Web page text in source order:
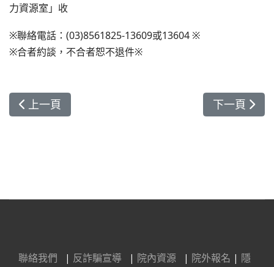
力資源室」收
※聯絡電話：(03)8561825-13609或13604 ※
※合者約談，不合者恕不退件※
上一篇文章: 藥學部-中藥局藥師
上一頁 下一篇文章
下一頁
聯絡我們 | 反詐騙宣導 | 院內資源 | 院外報名 | 隱